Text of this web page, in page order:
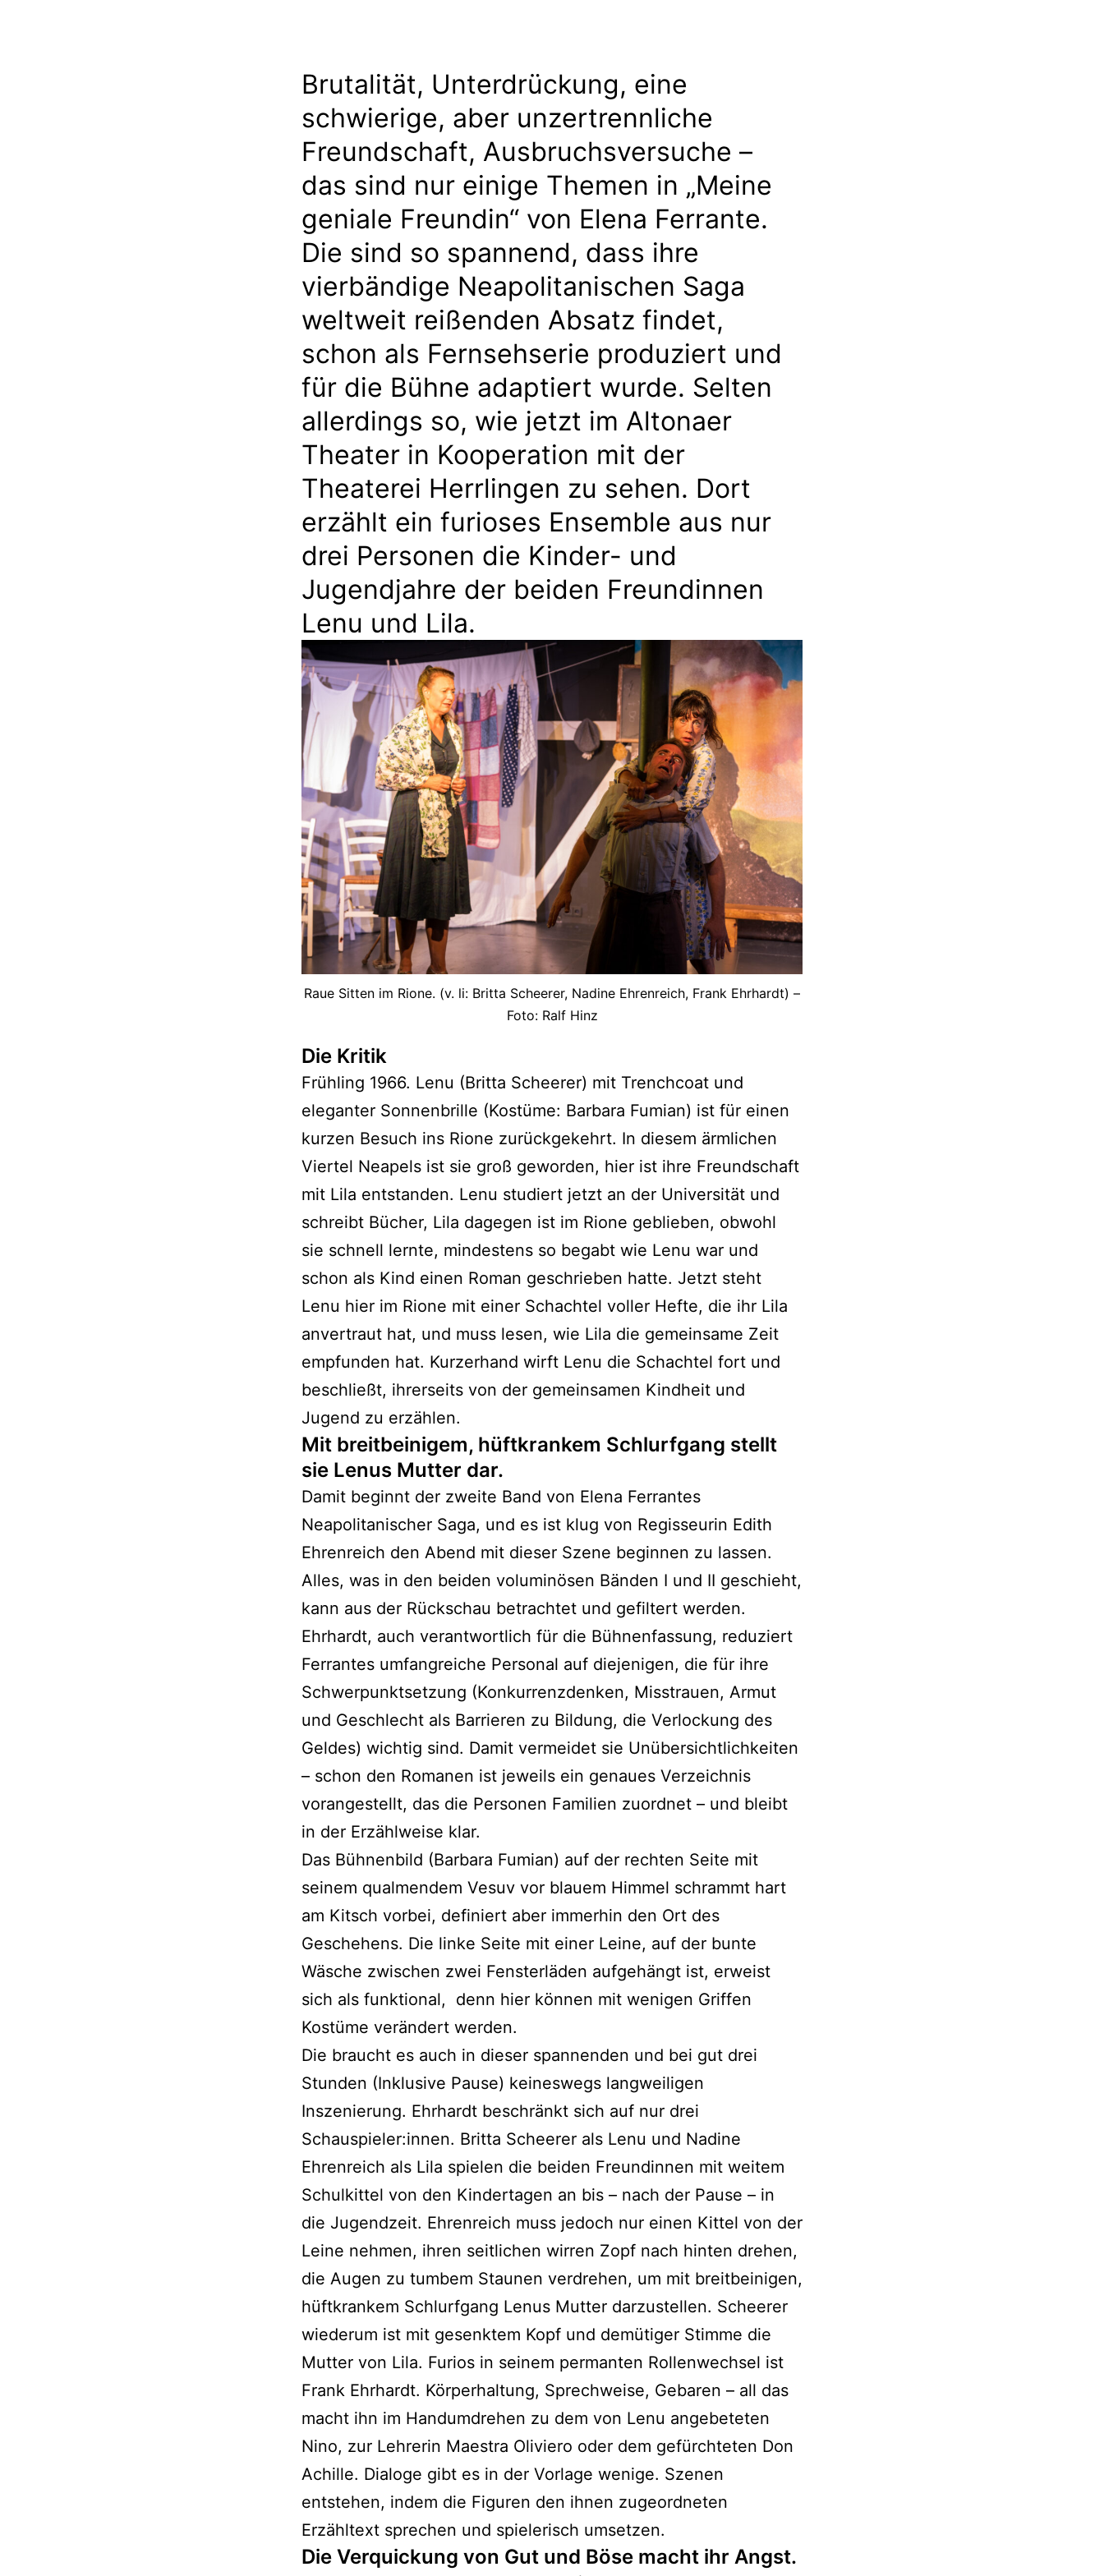
Brutalität, Unterdrückung, eine
schwierige, aber unzertrennliche
Freundschaft, Ausbruchsversuche –
das sind nur einige Themen in „Meine
geniale Freundin“ von Elena Ferrante.
Die sind so spannend, dass ihre
vierbändige Neapolitanischen Saga
weltweit reißenden Absatz findet,
schon als Fernsehserie produziert und
für die Bühne adaptiert wurde. Selten
allerdings so, wie jetzt im Altonaer
Theater in Kooperation mit der
Theaterei Herrlingen zu sehen. Dort
erzählt ein furioses Ensemble aus nur
drei Personen die Kinder- und
Jugendjahre der beiden Freundinnen
Lenu und Lila.
Raue Sitten im Rione. (v. li: Britta Scheerer, Nadine Ehrenreich, Frank Ehrhardt) –
Foto: Ralf Hinz
Die Kritik
Frühling 1966. Lenu (Britta Scheerer) mit Trenchcoat und
eleganter Sonnenbrille (Kostüme: Barbara Fumian) ist für einen
kurzen Besuch ins Rione zurückgekehrt. In diesem ärmlichen
Viertel Neapels ist sie groß geworden, hier ist ihre Freundschaft
mit Lila entstanden. Lenu studiert jetzt an der Universität und
schreibt Bücher, Lila dagegen ist im Rione geblieben, obwohl
sie schnell lernte, mindestens so begabt wie Lenu war und
schon als Kind einen Roman geschrieben hatte. Jetzt steht
Lenu hier im Rione mit einer Schachtel voller Hefte, die ihr Lila
anvertraut hat, und muss lesen, wie Lila die gemeinsame Zeit
empfunden hat. Kurzerhand wirft Lenu die Schachtel fort und
beschließt, ihrerseits von der gemeinsamen Kindheit und
Jugend zu erzählen.
Mit breitbeinigem, hüftkrankem Schlurfgang stellt
sie Lenus Mutter dar.
Damit beginnt der zweite Band von Elena Ferrantes
Neapolitanischer Saga, und es ist klug von Regisseurin Edith
Ehrenreich den Abend mit dieser Szene beginnen zu lassen.
Alles, was in den beiden voluminösen Bänden I und II geschieht,
kann aus der Rückschau betrachtet und gefiltert werden.
Ehrhardt, auch verantwortlich für die Bühnenfassung, reduziert
Ferrantes umfangreiche Personal auf diejenigen, die für ihre
Schwerpunktsetzung (Konkurrenzdenken, Misstrauen, Armut
und Geschlecht als Barrieren zu Bildung, die Verlockung des
Geldes) wichtig sind. Damit vermeidet sie Unübersichtlichkeiten
– schon den Romanen ist jeweils ein genaues Verzeichnis
vorangestellt, das die Personen Familien zuordnet – und bleibt
in der Erzählweise klar.
Das Bühnenbild (Barbara Fumian) auf der rechten Seite mit
seinem qualmendem Vesuv vor blauem Himmel schrammt hart
am Kitsch vorbei, definiert aber immerhin den Ort des
Geschehens. Die linke Seite mit einer Leine, auf der bunte
Wäsche zwischen zwei Fensterläden aufgehängt ist, erweist
sich als funktional, denn hier können mit wenigen Griffen
Kostüme verändert werden.
Die braucht es auch in dieser spannenden und bei gut drei
Stunden (Inklusive Pause) keineswegs langweiligen
Inszenierung. Ehrhardt beschränkt sich auf nur drei
Schauspieler:innen. Britta Scheerer als Lenu und Nadine
Ehrenreich als Lila spielen die beiden Freundinnen mit weitem
Schulkittel von den Kindertagen an bis – nach der Pause – in
die Jugendzeit. Ehrenreich muss jedoch nur einen Kittel von der
Leine nehmen, ihren seitlichen wirren Zopf nach hinten drehen,
die Augen zu tumbem Staunen verdrehen, um mit breitbeinigen,
hüftkrankem Schlurfgang Lenus Mutter darzustellen. Scheerer
wiederum ist mit gesenktem Kopf und demütiger Stimme die
Mutter von Lila. Furios in seinem permanten Rollenwechsel ist
Frank Ehrhardt. Körperhaltung, Sprechweise, Gebaren – all das
macht ihn im Handumdrehen zu dem von Lenu angebeteten
Nino, zur Lehrerin Maestra Oliviero oder dem gefürchteten Don
Achille. Dialoge gibt es in der Vorlage wenige. Szenen
entstehen, indem die Figuren den ihnen zugeordneten
Erzähltext sprechen und spielerisch umsetzen.
Die Verquickung von Gut und Böse macht ihr Angst.